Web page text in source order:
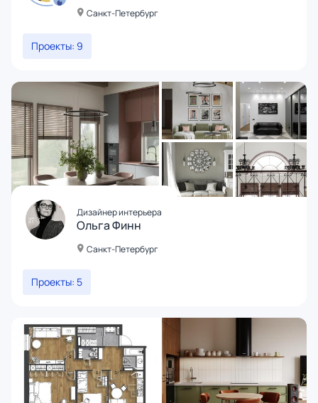
Санкт-Петербург
Проекты: 9
Дизайнер интерьера
Ольга Финн
Санкт-Петербург
Проекты: 5